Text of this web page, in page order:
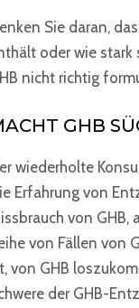
Sie daran,
oder wie stark
nicht richtig
GHB
wiederholte
Erfahrung von
von
von Fällen von
von GHB
der GHB-